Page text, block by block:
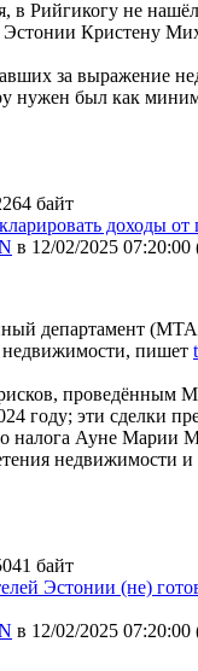
в Рийгикогу не
Эстонии Кристену
за выражение
нужен был как
байт
доходы
в 12/02/2025 07:20:00
департамент
пишет
проведённым
году; эти сделки
налога Ауне Марии
недвижимости
байт
Эстонии (не)
в 12/02/2025 07:20:00